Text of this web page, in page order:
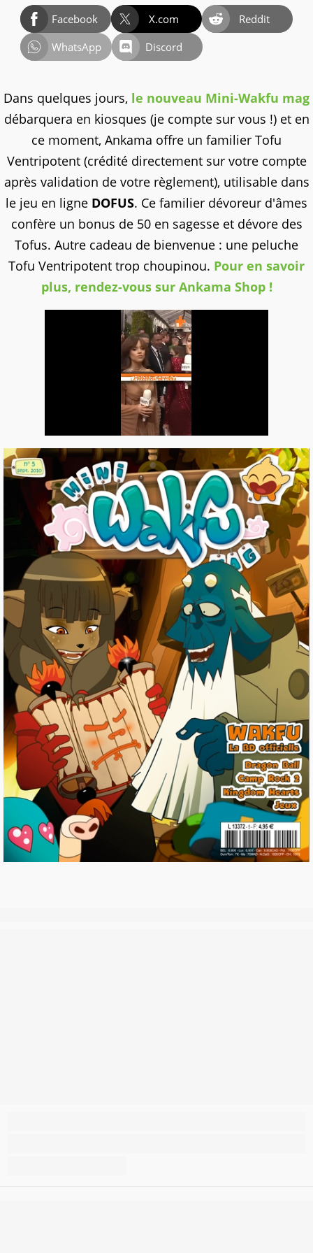
Facebook X.com
Reddit
WhatsApp
Discord
Dans quelques jours, le nouveau Mini-Wakfu mag
débarquera en kiosques (je compte sur vous !) et en
ce moment, Ankama offre un familier Tofu
Ventripotent (crédité directement sur votre compte
après validation de votre règlement), utilisable dans
le jeu en ligne DOFUS. Ce familier dévoreur d'âmes
confère un bonus de 50 en sagesse et dévore des
Tofus. Autre cadeau de bienvenue : une peluche
Tofu Ventripotent trop choupinou. Pour en savoir
plus, rendez-vous sur Ankama Shop !